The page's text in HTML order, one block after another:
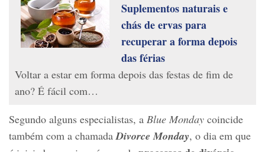
Suplementos naturais e
chás de ervas para
recuperar a forma depois
das férias
Voltar a estar em forma depois das festas de fim de
ano? É fácil com…
Segundo alguns especialistas, a Blue Monday coincide
também com a chamadaDivorce Monday, o dia em que